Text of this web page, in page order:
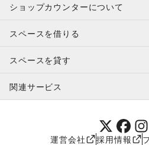
ショップカウンターについて
利用規約・ガイドライン
特定商取引法に基づく表示
補償プログラム
スペースを借りる
スペースを借りたい人へ
ユーザー利用規約
提携パートナー
スペースを貸す
スペースを貸したい方へ
オーナー利用規約
関連サービス
SHOPCOUNTER MAGAZINE
ショップカウンターエンタープ
運営会社 採用情報